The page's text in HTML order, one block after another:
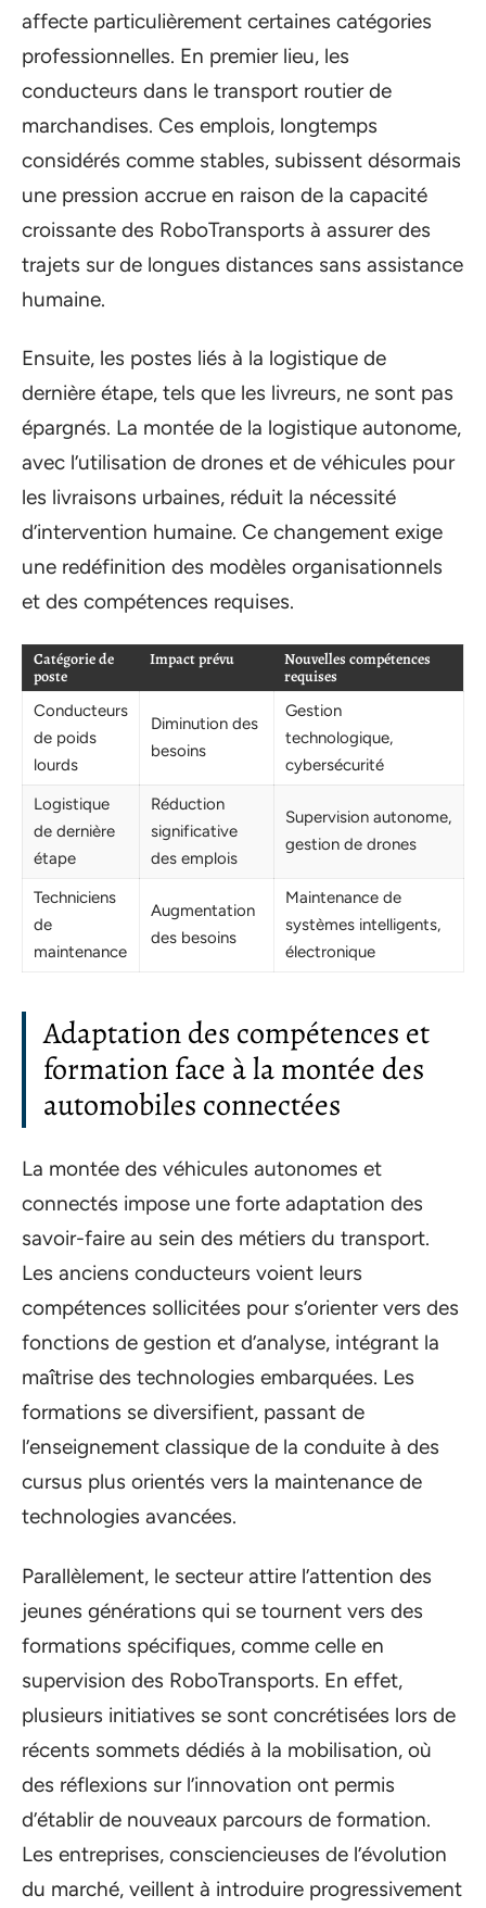
affecte particulièrement certaines catégories
professionnelles. En premier lieu, les
conducteurs dans le transport routier de
marchandises. Ces emplois, longtemps
considérés comme stables, subissent désormais
une pression accrue en raison de la capacité
croissante des RoboTransports à assurer des
trajets sur de longues distances sans assistance
humaine.
Ensuite, les postes liés à la logistique de
dernière étape, tels que les livreurs, ne sont pas
épargnés. La montée de la logistique autonome,
avec l’utilisation de drones et de véhicules pour
les livraisons urbaines, réduit la nécessité
d’intervention humaine. Ce changement exige
une redéfinition des modèles organisationnels
et des compétences requises.
Catégorie de
poste
Impact prévu
Nouvelles compétences
requises
Conducteurs
de poids
lourds
Diminution des
besoins
Gestion
technologique,
cybersécurité
Logistique
de dernière
étape
Réduction
significative
des emplois
Supervision autonome,
gestion de drones
Techniciens
de
maintenance
Augmentation
des besoins
Maintenance de
systèmes intelligents,
électronique
Adaptation des compétences et
formation face à la montée des
automobiles connectées
La montée des véhicules autonomes et
connectés impose une forte adaptation des
savoir-faire au sein des métiers du transport.
Les anciens conducteurs voient leurs
compétences sollicitées pour s’orienter vers des
fonctions de gestion et d’analyse, intégrant la
maîtrise des technologies embarquées. Les
formations se diversifient, passant de
l’enseignement classique de la conduite à des
cursus plus orientés vers la maintenance de
technologies avancées.
Parallèlement, le secteur attire l’attention des
jeunes générations qui se tournent vers des
formations spécifiques, comme celle en
supervision des RoboTransports. En effet,
plusieurs initiatives se sont concrétisées lors de
récents sommets dédiés à la mobilisation, où
des réflexions sur l’innovation ont permis
d’établir de nouveaux parcours de formation.
Les entreprises, consciencieuses de l’évolution
du marché, veillent à introduire progressivement